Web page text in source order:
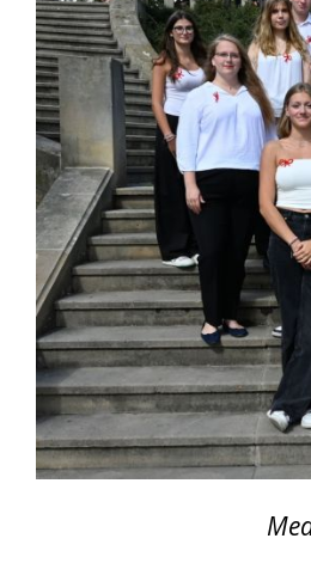
Přijímací řízení 2026
Den otevřených dveří
Lyceum – LY (nástupce
Ekonomické lyceum –
Obchodní akademie –
Učební plány a ŠVP